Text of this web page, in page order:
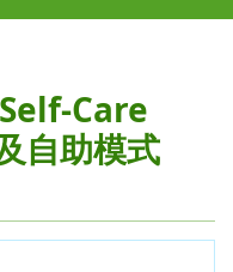
Care
自助模式